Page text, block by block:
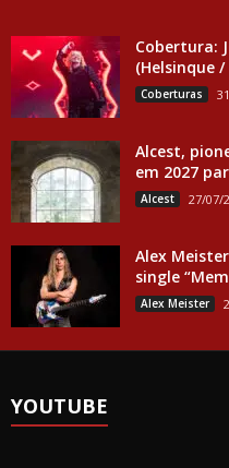
Cobertura:
(Helsinque /
Coberturas
Alcest,
em 2027
Alcest 27/07/
Alex
single
Alex Meister
YOUTUBE